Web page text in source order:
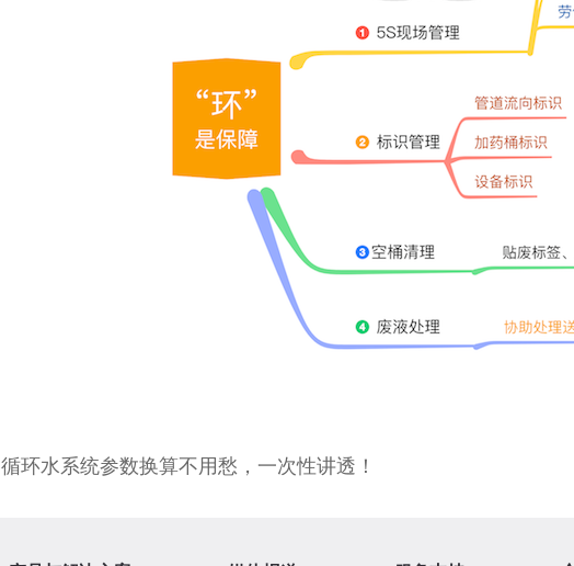
循环水系统参数换算不用愁，一次性讲透！